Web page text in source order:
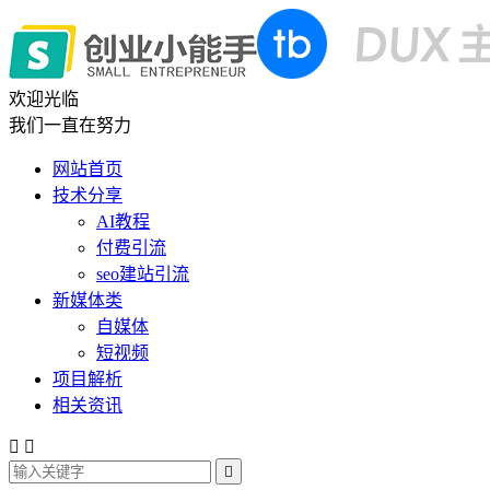
欢迎光临
我们一直在努力
网站首页
技术分享
AI教程
付费引流
seo建站引流
新媒体类
自媒体
短视频
项目解析
相关资讯
 
